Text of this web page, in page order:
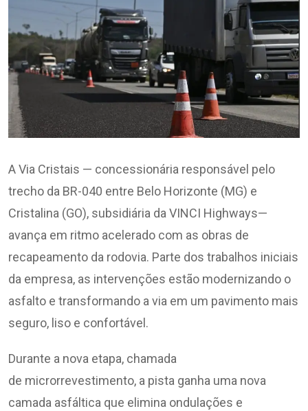
A Via Cristais — concessionária responsável pelo
trecho da BR-040 entre Belo Horizonte (MG) e
Cristalina (GO), subsidiária da VINCI Highways—
avança em ritmo acelerado com as obras de
recapeamento da rodovia. Parte dos trabalhos iniciais
da empresa, as intervenções estão modernizando o
asfalto e transformando a via em um pavimento mais
seguro, liso e confortável.
Durante a nova etapa, chamada
de microrrevestimento, a pista ganha uma nova
camada asfáltica que elimina ondulações e